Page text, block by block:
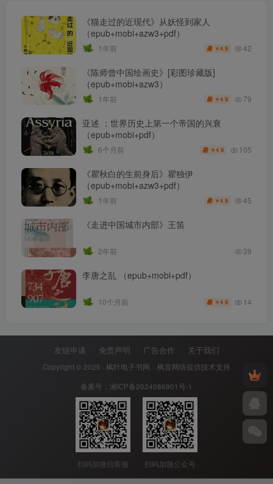
《猫走过的近现代》从妖怪到家人
（epub+mobi+azw3+pdf）
1年前 ￥4.9 42
《陈师曾中国绘画史》[彩图珍藏版]
（epub+mobi+azw3）
1年前 ￥4.9 79
亚述 ：世界历史上第一个帝国的兴衰
（epub+mobi+pdf）
6个月前 ￥4.9 105
《瞿秋白的生前身后》瞿独伊
（epub+mobi+azw3+pdf）
1年前 ￥4.9 45
《走进中国城市内部》王笛
2年前 39
李唐之乱 （epub+mobi+pdf）
10个月前 ￥4.9 14
友链申请 免责声明 广告合作 关于我们
Copyright © 2025 · 枫叶电子书网 · 枫音网络提供技术支持
备案号： 湘ICP备2024086901号-1
扫码加微信客服 扫码加微公众号